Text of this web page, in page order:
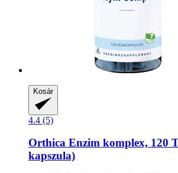
Kosár
4.4 (5)
Orthica Enzim komplex, 120
kapszula)